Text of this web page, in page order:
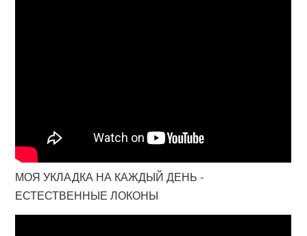
МОЯ УКЛАДКА НА КАЖДЫЙ ДЕНЬ -
ЕСТЕСТВЕННЫЕ ЛОКОНЫ